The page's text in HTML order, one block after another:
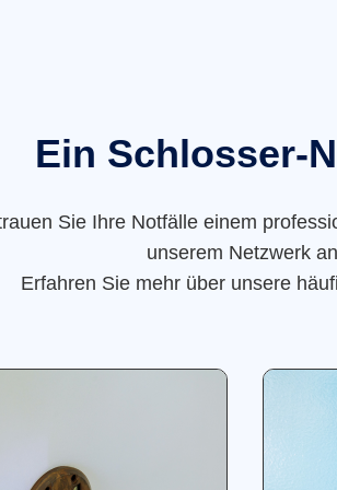
Ein Schlosser-
Sie Ihre Notfälle einem
unserem Netzwerk
Erfahren Sie mehr über unsere